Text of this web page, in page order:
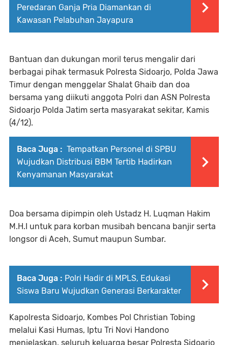
Peredaran Ganja Pria Diamankan di
Kawasan Pelabuhan Jayapura ‎ ‎
Bantuan dan dukungan moril terus mengalir dari
berbagai pihak termasuk Polresta Sidoarjo, Polda Jawa
Timur dengan menggelar Shalat Ghaib dan doa
bersama yang diikuti anggota Polri dan ASN Polresta
Sidoarjo Polda Jatim serta masyarakat sekitar, Kamis
(4/12).
Baca Juga : ‎Tempatkan Personel di SPBU
Wujudkan Distribusi BBM Tertib Hadirkan
Kenyamanan Masyarakat
Doa bersama dipimpin oleh Ustadz H. Luqman Hakim
M.H.I untuk para korban musibah bencana banjir serta
longsor di Aceh, Sumut maupun Sumbar.
Baca Juga : Polri Hadir di MPLS, Edukasi
Siswa Baru Wujudkan Generasi Berkarakter
Kapolresta Sidoarjo, Kombes Pol Christian Tobing
melalui Kasi Humas, Iptu Tri Novi Handono
menjelaskan, seluruh keluarga besar Polresta Sidoarjo